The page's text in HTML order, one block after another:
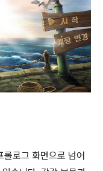
로그 화면으로 넘어